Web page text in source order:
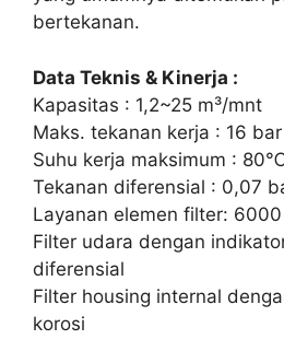
bertekanan.
Data Teknis & Kinerja :
Kapasitas : 1,2~25 m³/mnt
Maks. tekanan kerja : 16 bar
Suhu kerja maksimum :
Tekanan diferensial : 0,07
Layanan elemen filter:
Filter udara dengan
diferensial
Filter housing internal
korosi